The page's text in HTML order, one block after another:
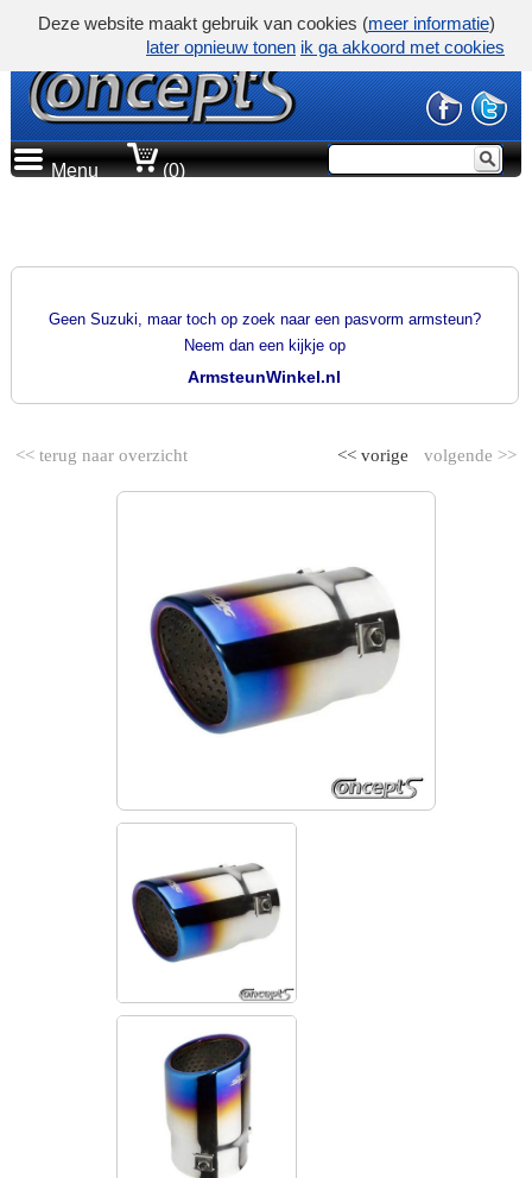
Menu (0)
Geen Suzuki, maar toch op zoek naar een pasvorm armsteun?
Neem dan een kijkje op
ArmsteunWinkel.nl
<< terug naar overzicht volgende >>
<< vorige
Deze website maakt gebruik van cookies (meer informatie)
later opnieuw tonen ik ga akkoord met cookies